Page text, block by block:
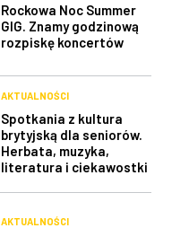
Rockowa Noc Summer
GIG. Znamy godzinową
rozpiskę koncertów
AKTUALNOŚCI
Spotkania z kultura
brytyjską dla seniorów.
Herbata, muzyka,
literatura i ciekawostki
AKTUALNOŚCI